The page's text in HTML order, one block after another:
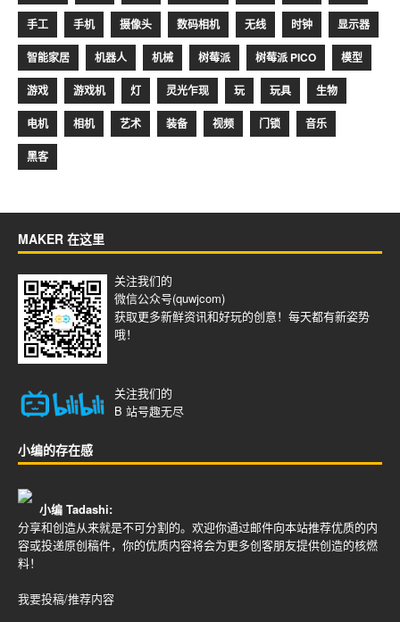
手工 手机 摄像头 数码相机 无线 时钟 显示器
智能家居 机器人 机械 树莓派 树莓派 PICO 模型
游戏 游戏机 灯 灵光乍现 玩 玩具 生物
电机 相机 艺术 装备 视频 门锁 音乐
黑客
MAKER 在这里
关注我们的
微信公众号(quwjcom)
获取更多新鲜资讯和好玩的创意！每天都有新姿势
哦！
关注我们的
B 站号趣无尽
小编的存在感
小编 Tadashi:
分享和创造从来就是不可分割的。欢迎你通过邮件向本站推荐优质的内
容或投递原创稿件，你的优质内容将会为更多创客朋友提供创造的核燃
料！
我要投稿/推荐内容